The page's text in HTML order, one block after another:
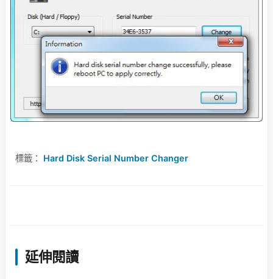
標籤： Hard Disk Serial Number Changer
延伸閱讀